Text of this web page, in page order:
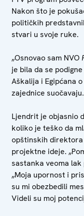
Nakon što je
političkih
stvari u svoje ruke.
„Osnovao sam NVO
je bila da se
Aškalija i Egipćana
zajednice
Ljendrit je objasnio
koliko je teško da
opštinskih
projektne ideje.
sastanka veoma lak
„Moja upornost i
su mi obezbedili
Videli su moj